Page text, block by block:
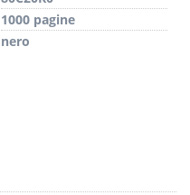
1000 pagine
nero